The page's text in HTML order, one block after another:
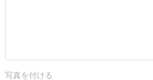
写真を付ける